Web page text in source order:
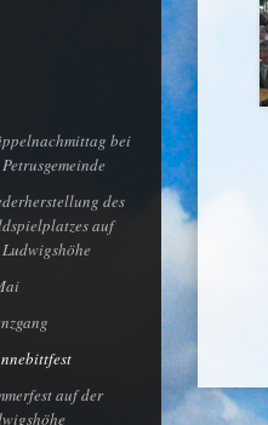
bei
des
auf
auf der